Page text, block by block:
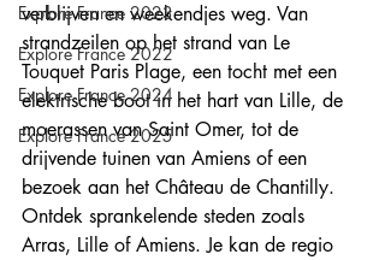
Explore France 2023
Explore France 2022
Explore France 2024
Explore France 2025
verblijven en weekendjes weg. Van
strandzeilen op het strand van Le
Touquet Paris Plage, een tocht met een
elektrische boot in het hart van Lille, de
moerassen van Saint Omer, tot de
drijvende tuinen van Amiens of een
bezoek aan het Château de Chantilly.
Ontdek sprankelende steden zoals
Arras, Lille of Amiens. Je kan de regio